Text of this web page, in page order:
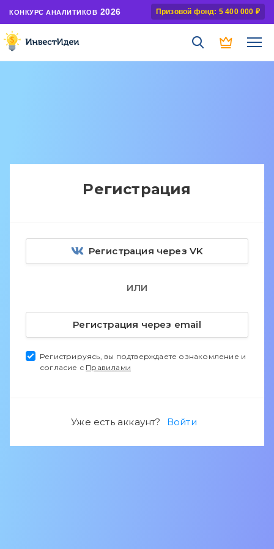
КОНКУРС АНАЛИТИКОВ 2026 Призовой фонд: 5 400 000 ₽
Регистрация
Регистрация через VK
ИЛИ
Регистрация через email
Регистрируясь, вы подтверждаете ознакомление и
согласие с Правилами
Уже есть аккаунт? Войти